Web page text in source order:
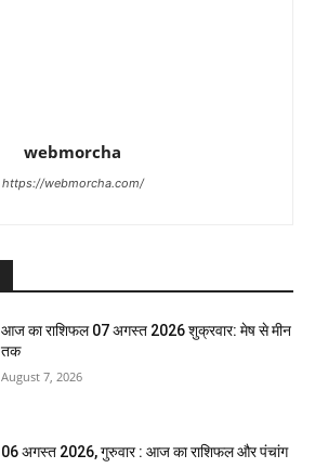
webmorcha
https://webmorcha.com/
आज का राशिफल 07 अगस्त 2026 शुक्रवार: मेष से मीन
तक
August 7, 2026
06 अगस्त 2026, गुरुवार : आज का राशिफल और पंचांग